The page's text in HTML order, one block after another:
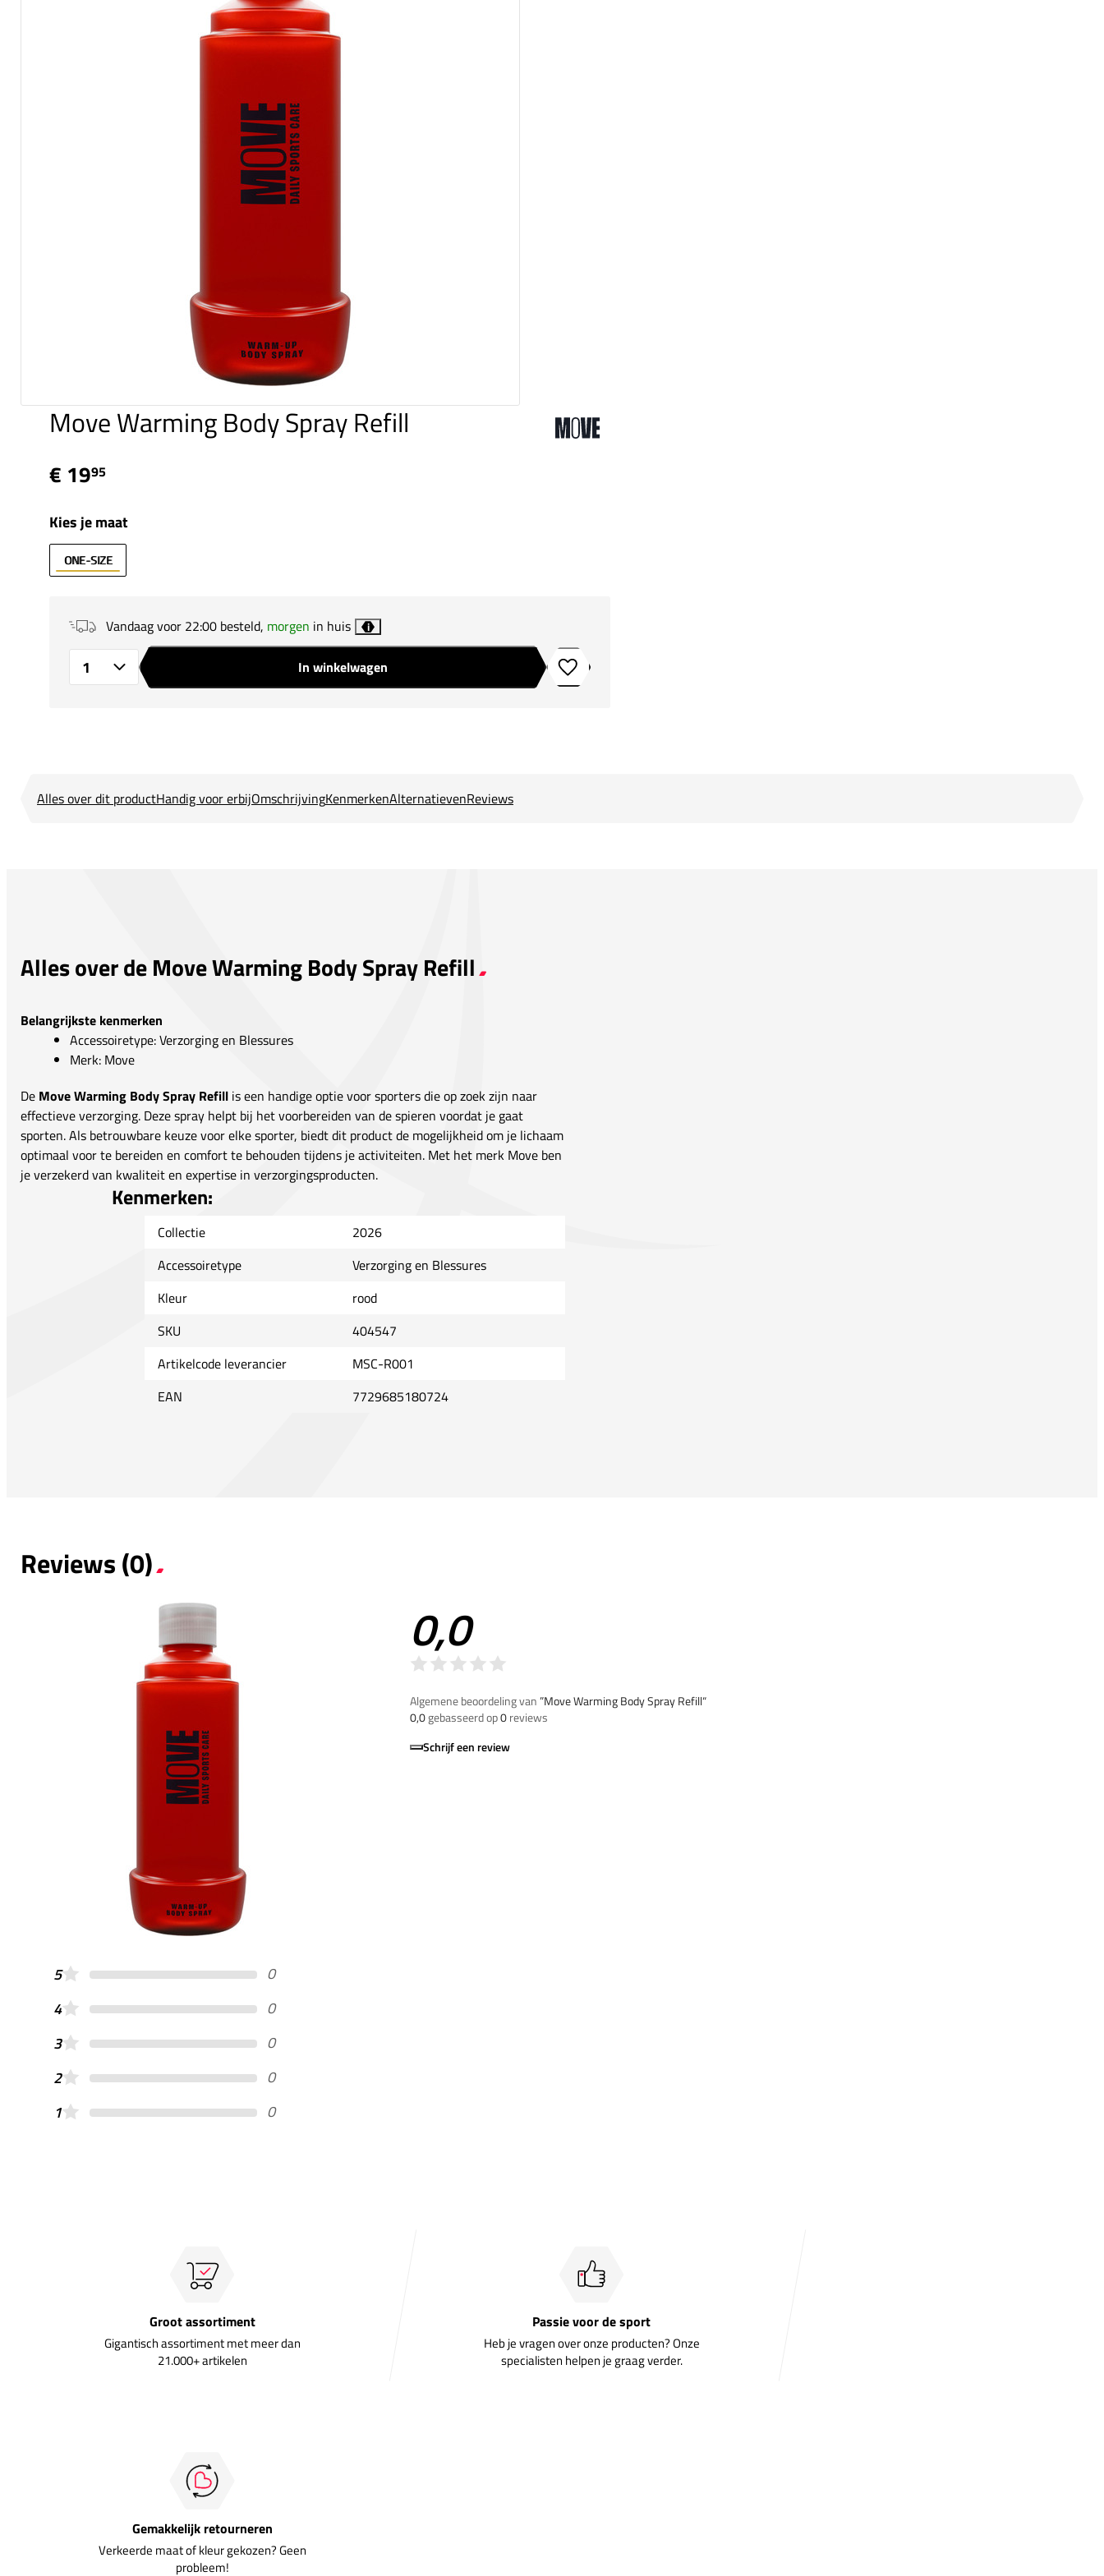
Move Warming Body Spray Refill
€ 1995
Kies je maat
ONE-SIZE
Vandaag voor 22:00 besteld, morgen in huis i
In winkelwagen Toevoegen aan verlanglijstje
Alles over dit productHandig voor erbijOmschrijvingKenmerkenAlternatievenReviews
Alles over de Move Warming Body Spray Refill
Belangrijkste kenmerken
Accessoiretype: Verzorging en Blessures
Merk: Move
De Move Warming Body Spray Refill is een handige optie voor sporters die op zoek zijn naar
effectieve verzorging. Deze spray helpt bij het voorbereiden van de spieren voordat je gaat
sporten. Als betrouwbare keuze voor elke sporter, biedt dit product de mogelijkheid om je lichaam
optimaal voor te bereiden en comfort te behouden tijdens je activiteiten. Met het merk Move ben
je verzekerd van kwaliteit en expertise in verzorgingsproducten.
Kenmerken:
Collectie
2026
Accessoiretype
Verzorging en Blessures
Kleur
rood
SKU
404547
Artikelcode leverancier
MSC-R001
EAN
7729685180724
Reviews (0)
0,0
Algemene beoordeling van”Move Warming Body Spray Refill“
0,0gebasseerd op0reviews
Schrijf een review
5
0
4
0
3
0
2
0
1
0
Groot assortiment
Gigantisch assortiment met meer dan
21.000+ artikelen
Passie voor de sport
Heb je vragen over onze producten? Onze
specialisten helpen je graag verder.
Gemakkelijk retourneren
Verkeerde maat of kleur gekozen? Geen
probleem!